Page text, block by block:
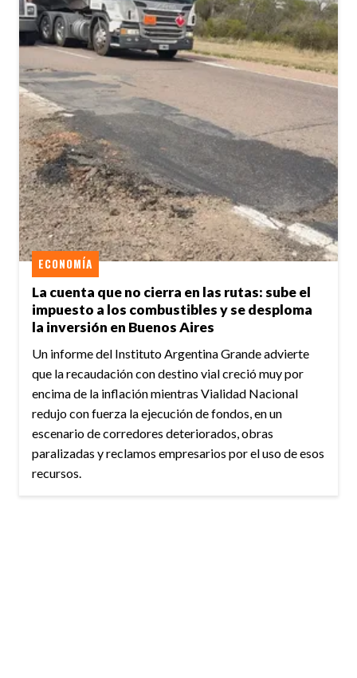
La cuenta que no cierra en las rutas: sube el
impuesto a los combustibles y se desploma
la inversión en Buenos Aires
ECONOMÍA
Un informe del Instituto Argentina Grande advierte
que la recaudación con destino vial creció muy por
encima de la inflación mientras Vialidad Nacional
redujo con fuerza la ejecución de fondos, en un
escenario de corredores deteriorados, obras
paralizadas y reclamos empresarios por el uso de esos
recursos.